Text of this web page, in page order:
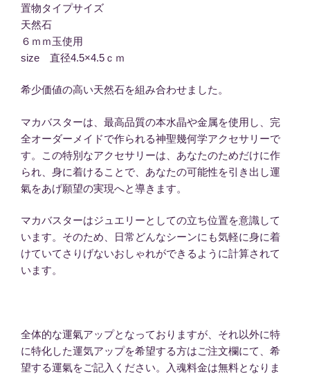
置物タイプサイズ
天然石
６ｍｍ玉使用
size 直径4.5×4.5ｃｍ
希少価値の高い天然石を組み合わせました。
マカバスターは、最高品質の本水晶や金属を使用し、完
全オーダーメイドで作られる神聖幾何学アクセサリーで
す。この特別なアクセサリーは、あなたのためだけに作
られ、身に着けることで、あなたの可能性を引き出し運
氣をあげ願望の実現へと導きます。
マカバスターはジュエリーとしての立ち位置を意識して
います。そのため、日常どんなシーンにも気軽に身に着
けていてさりげないおしゃれができるように計算されて
います。
全体的な運氣アップとなっておりますが、それ以外に特
に特化した運気アップを希望する方はご注文欄にて、希
望する運氣をご記入ください。入魂料金は無料となりま